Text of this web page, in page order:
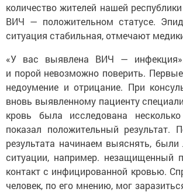
количество жителей нашей
ВИЧ — положительном статусе.
ситуация стабильная, отмечают
«У вас выявлена ВИЧ —
и порой невозможно поверить.
недоумение и отрицание. При
вновь выявленному пациенту
кровь была исследована
показал положительный результат.
результата начинаем выяснять,
ситуации, например. незащищенный
контакт с инфицированной кровью.
человек, по его мнению, мог